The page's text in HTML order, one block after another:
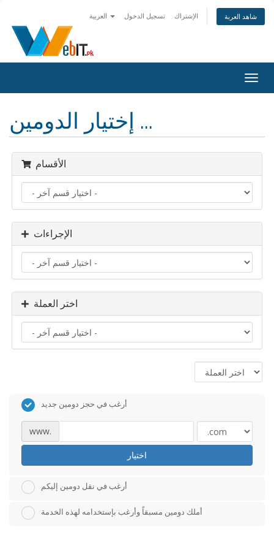
تسجيل الدخول الإشتراك شاهد العربة
إختيار الدومين ...
الأقسام
الإجراءات
اختر العملة
أرغب في حجز دومين جديد
www.
اختيار
أرغب في نقل دومين إليكم
أملك دومين مسبقاً وأرغب بإستخدامه لهذه الخدمة